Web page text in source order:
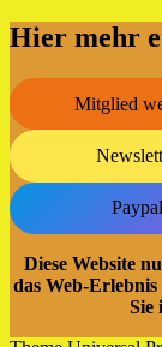
Hier mehr
Mitglied
Paypal
Diese Website
das Web-
Sie